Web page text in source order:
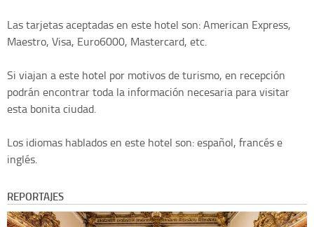
Las tarjetas aceptadas en este hotel son: American Express,
Maestro, Visa, Euro6000, Mastercard, etc.
Si viajan a este hotel por motivos de turismo, en recepción
podrán encontrar toda la información necesaria para visitar
esta bonita ciudad.
Los idiomas hablados en este hotel son: español, francés e
inglés.
REPORTAJES